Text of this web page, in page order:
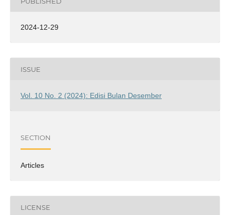
2024-12-29
ISSUE
Vol. 10 No. 2 (2024): Edisi Bulan Desember
SECTION
Articles
LICENSE